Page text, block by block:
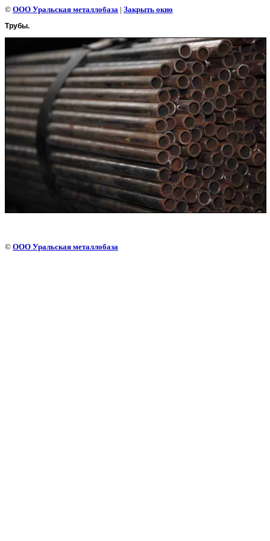
© ООО Уральская металлобаза | Закрыть окно
Трубы.
© ООО Уральская металлобаза